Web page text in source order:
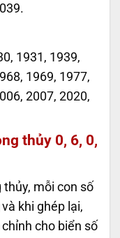
1931, 1939,
1969, 1977,
2007, 2020,
thủy 0, 6, 0,
mỗi con số
khi ghép lại,
cho biển số